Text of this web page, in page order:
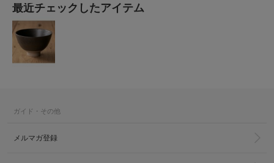
最近チェックしたアイテム
ガイド・その他
メルマガ登録